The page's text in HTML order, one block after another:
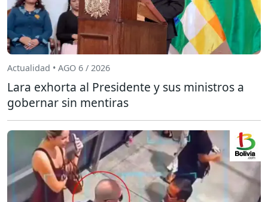
Actualidad • AGO 6 / 2026
Lara exhorta al Presidente y sus ministros a
gobernar sin mentiras